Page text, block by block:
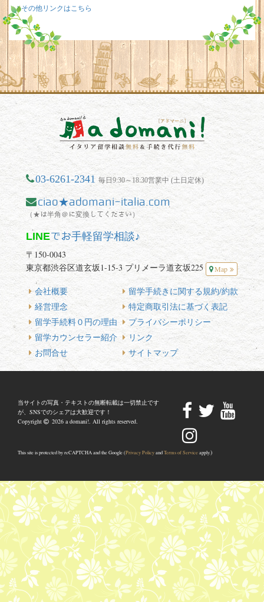
その他リンクはこちら
03-6261-2341 毎日9:30～18:30営業中 (土日定休)
ciao★adomani-italia.com
（★は半角＠に変換してください）
LINEでお手軽留学相談♪
〒150-0043
東京都渋谷区道玄坂1-15-3 プリメーラ道玄坂225
Map
会社概要
経営理念
留学手続料０円の理由
留学カウンセラー紹介
お問合せ
留学手続きに関する規約/約款
特定商取引法に基づく表記
プライバシーポリシー
リンク
サイトマップ
当サイトの写真・テキストの無断転載は一切禁止です
が、SNSでのシェアは大歓迎です！
Copyright
2026 a domani!. All rights reserved.
This site is protected by reCAPTCHA and the Google (Privacy PolicyandTerms of Service apply.)